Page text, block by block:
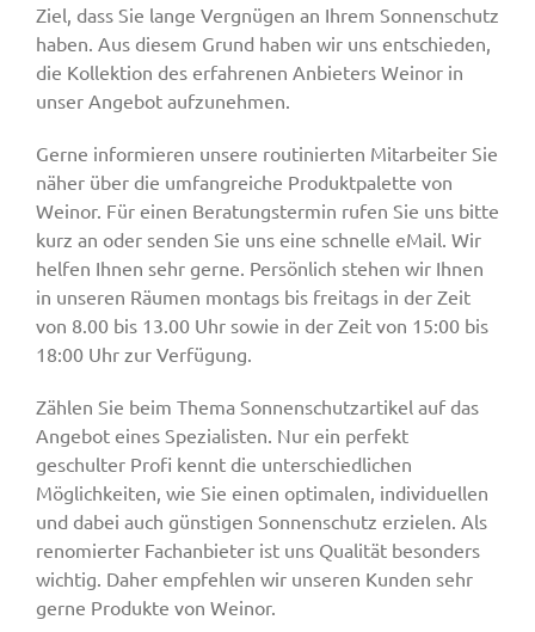
Ziel, dass Sie lange Vergnügen an Ihrem Sonnenschutz
haben. Aus diesem Grund haben wir uns entschieden,
die Kollektion des erfahrenen Anbieters Weinor in
unser Angebot aufzunehmen.
Gerne informieren unsere routinierten Mitarbeiter Sie
näher über die umfangreiche Produktpalette von
Weinor. Für einen Beratungstermin rufen Sie uns bitte
kurz an oder senden Sie uns eine schnelle eMail. Wir
helfen Ihnen sehr gerne. Persönlich stehen wir Ihnen
in unseren Räumen montags bis freitags in der Zeit
von 8.00 bis 13.00 Uhr sowie in der Zeit von 15:00 bis
18:00 Uhr zur Verfügung.
Zählen Sie beim Thema Sonnenschutzartikel auf das
Angebot eines Spezialisten. Nur ein perfekt
geschulter Profi kennt die unterschiedlichen
Möglichkeiten, wie Sie einen optimalen, individuellen
und dabei auch günstigen Sonnenschutz erzielen. Als
renomierter Fachanbieter ist uns Qualität besonders
wichtig. Daher empfehlen wir unseren Kunden sehr
gerne Produkte von Weinor.